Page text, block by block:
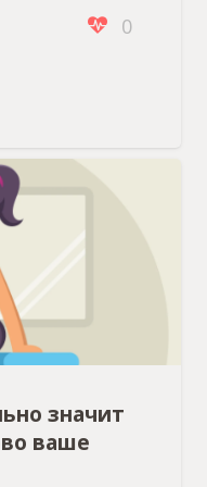
0
значит
ваше